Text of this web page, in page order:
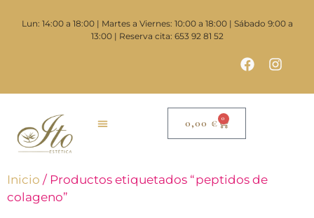
Lun: 14:00 a 18:00 | Martes a Viernes: 10:00 a 18:00 | Sábado 9:00 a
13:00 | Reserva cita: 653 92 81 52
0,00 € 0
Inicio / Productos etiquetados “peptidos de
colageno”